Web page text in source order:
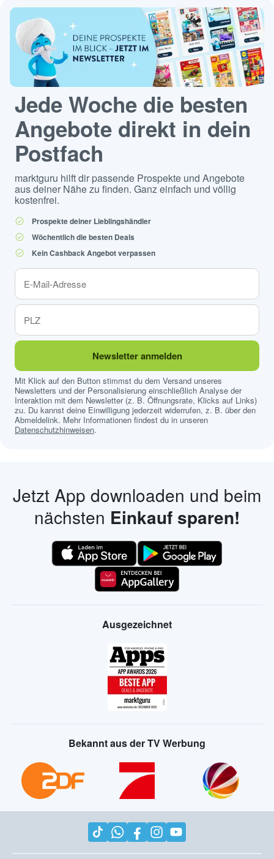
Jede Woche die besten
Angebote direkt in dein
Postfach
marktguru hilft dir passende Prospekte und Angebote
aus deiner Nähe zu finden. Ganz einfach und völlig
kostenfrei.
Prospekte deiner Lieblingshändler
Wöchentlich die besten Deals
Kein Cashback Angebot verpassen
Newsletter anmelden
Mit Klick auf den Button stimmst du dem Versand unseres
Newsletters und der Personalisierung einschließlich Analyse der
Interaktion mit dem Newsletter (z. B. Öffnungsrate, Klicks auf Links)
zu. Du kannst deine Einwilligung jederzeit widerrufen, z. B. über den
Abmeldelink. Mehr Informationen findest du in unseren
Datenschutzhinweisen.
Jetzt App downloaden und beim
nächsten Einkauf sparen!
Ausgezeichnet
Bekannt aus der TV Werbung